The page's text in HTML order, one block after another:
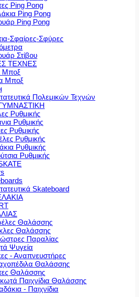
Ping Pong
Ping Pong
Ping Pong
Σφαίρες-Σφύρες
Στίβου
ΤΕΧΝΕΣ
Μποξ
Μποξ
Πολεμικών Τεχνών
Ρυθμικής
Ρυθμικής
Ρυθμικής
Ρυθμικής
Ρυθμικής
Ρυθμικής
Skateboard
Θαλάσσης
Θαλάσσης
Παραλίας
Ψυγεία
- Αναπνευστήρες
Θαλάσσης
Θαλάσσης
Παιχνίδια Θαλάσσης
- Παιχνίδια